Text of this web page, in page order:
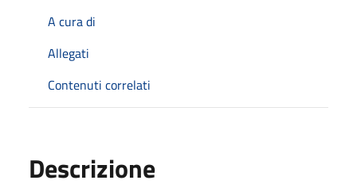
A cura di
Allegati
Contenuti correlati
Descrizione